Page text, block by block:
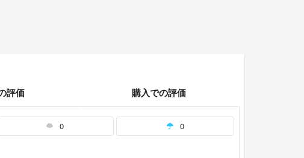
評価 購入での評価
0 0